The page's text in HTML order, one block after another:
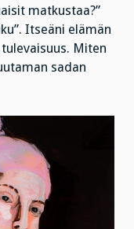
matkustaa?”
Itseäni elämän
Miten
sadan